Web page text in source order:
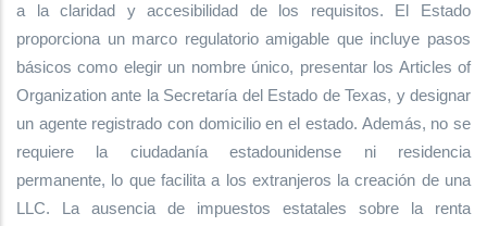
a la claridad y accesibilidad de los requisitos. El Estado
proporciona un marco regulatorio amigable que incluye pasos
básicos como elegir un nombre único, presentar los Articles of
Organization ante la Secretaría del Estado de Texas, y designar
un agente registrado con domicilio en el estado. Además, no se
requiere la ciudadanía estadounidense ni residencia
permanente, lo que facilita a los extranjeros la creación de una
LLC. La ausencia de impuestos estatales sobre la renta